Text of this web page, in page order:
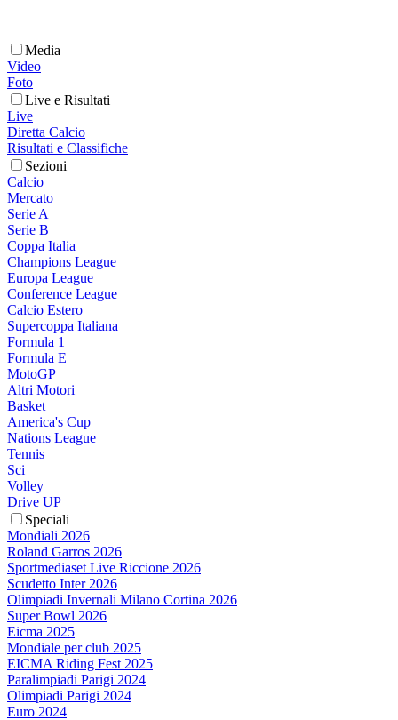
Media
Video
Foto
Live e Risultati
Live
Diretta Calcio
Risultati e Classifiche
Sezioni
Calcio
Mercato
Serie A
Serie B
Coppa Italia
Champions League
Europa League
Conference League
Calcio Estero
Supercoppa Italiana
Formula 1
Formula E
MotoGP
Altri Motori
Basket
America's Cup
Nations League
Tennis
Sci
Volley
Drive UP
Speciali
Mondiali 2026
Roland Garros 2026
Sportmediaset Live Riccione 2026
Scudetto Inter 2026
Olimpiadi Invernali Milano Cortina 2026
Super Bowl 2026
Eicma 2025
Mondiale per club 2025
EICMA Riding Fest 2025
Paralimpiadi Parigi 2024
Olimpiadi Parigi 2024
Euro 2024